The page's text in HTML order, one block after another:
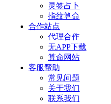
灵签占卜
指纹算命
合作站点
代理合作
无APP下载
算命网站
客服帮助
常见问题
关于我们
联系我们